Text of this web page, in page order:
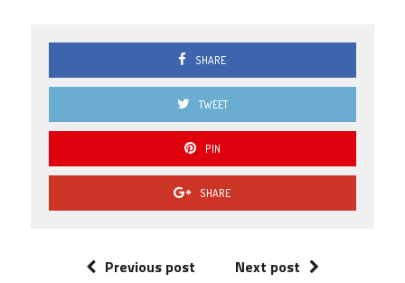
SHARE
TWEET
PIN
SHARE
Previous post Next post